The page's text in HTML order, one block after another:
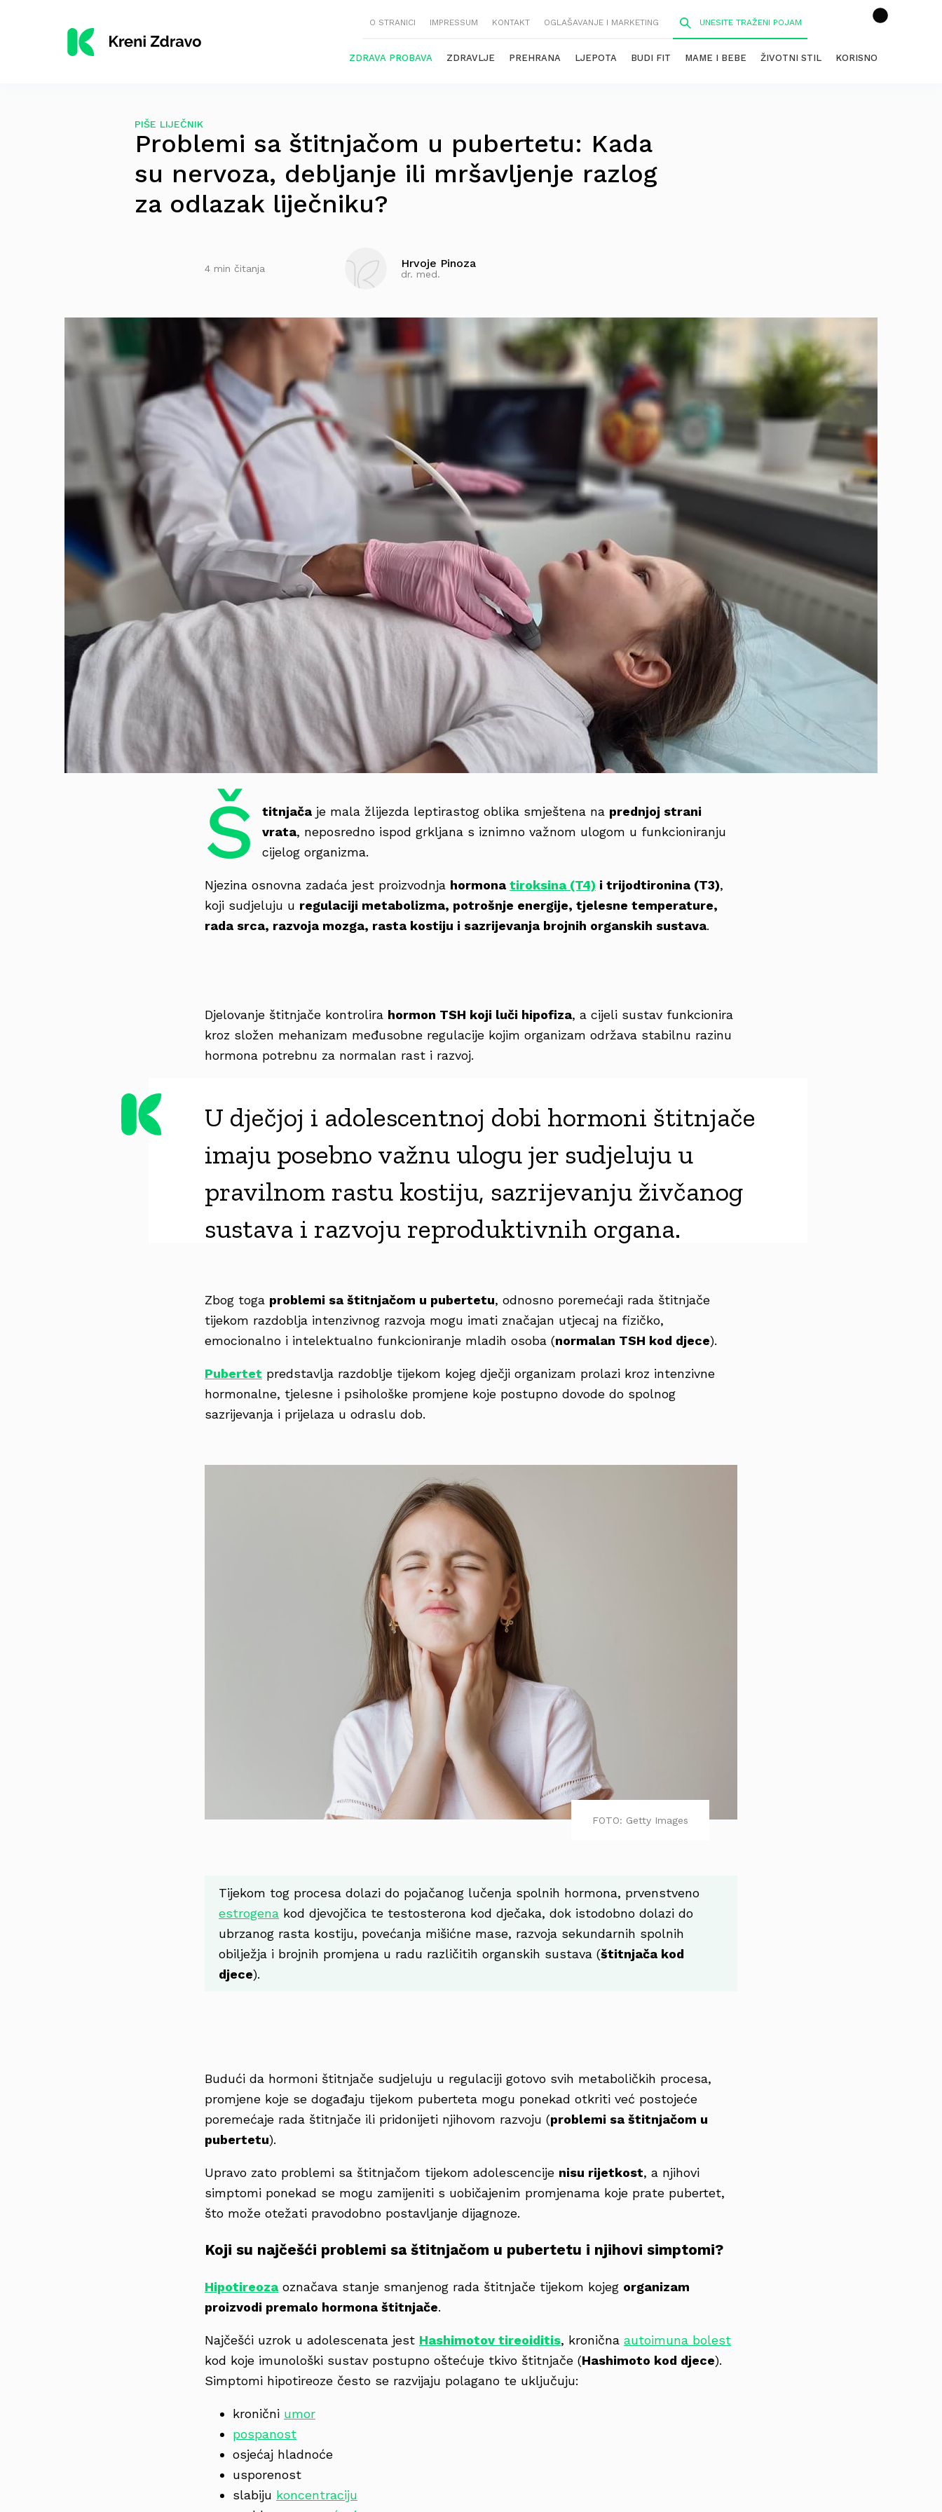
O STRANICI IMPRESSUM KONTAKT OGLAŠAVANJE I MARKETING
ZDRAVA PROBAVA ZDRAVLJE PREHRANA LJEPOTA BUDI FIT MAME I BEBE ŽIVOTNI STIL KORISNO
PIŠE LIJEČNIK
Problemi sa štitnjačom u pubertetu: Kada
su nervoza, debljanje ili mršavljenje razlog
za odlazak liječniku?
4 min čitanja Hrvoje Pinoza
dr. med.
Š titnjača je mala žlijezda leptirastog oblika smještena na prednjoj strani
vrata, neposredno ispod grkljana s iznimno važnom ulogom u funkcioniranju
cijelog organizma.
Njezina osnovna zadaća jest proizvodnja hormona tiroksina (T4) i trijodtironina (T3),
koji sudjeluju u regulaciji metabolizma, potrošnje energije, tjelesne temperature,
rada srca, razvoja mozga, rasta kostiju i sazrijevanja brojnih organskih sustava.
Djelovanje štitnjače kontrolira hormon TSH koji luči hipofiza, a cijeli sustav funkcionira
kroz složen mehanizam međusobne regulacije kojim organizam održava stabilnu razinu
hormona potrebnu za normalan rast i razvoj.
U dječjoj i adolescentnoj dobi hormoni štitnjače
imaju posebno važnu ulogu jer sudjeluju u
pravilnom rastu kostiju, sazrijevanju živčanog
sustava i razvoju reproduktivnih organa.
Zbog toga problemi sa štitnjačom u pubertetu, odnosno poremećaji rada štitnjače
tijekom razdoblja intenzivnog razvoja mogu imati značajan utjecaj na fizičko,
emocionalno i intelektualno funkcioniranje mladih osoba (normalan TSH kod djece).
Pubertet predstavlja razdoblje tijekom kojeg dječji organizam prolazi kroz intenzivne
hormonalne, tjelesne i psihološke promjene koje postupno dovode do spolnog
sazrijevanja i prijelaza u odraslu dob.
FOTO: Getty Images
Tijekom tog procesa dolazi do pojačanog lučenja spolnih hormona, prvenstveno
estrogena kod djevojčica te testosterona kod dječaka, dok istodobno dolazi do
ubrzanog rasta kostiju, povećanja mišićne mase, razvoja sekundarnih spolnih
obilježja i brojnih promjena u radu različitih organskih sustava (štitnjača kod
djece).
Budući da hormoni štitnjače sudjeluju u regulaciji gotovo svih metaboličkih procesa,
promjene koje se događaju tijekom puberteta mogu ponekad otkriti već postojeće
poremećaje rada štitnjače ili pridonijeti njihovom razvoju (problemi sa štitnjačom u
pubertetu).
Upravo zato problemi sa štitnjačom tijekom adolescencije nisu rijetkost, a njihovi
simptomi ponekad se mogu zamijeniti s uobičajenim promjenama koje prate pubertet,
što može otežati pravodobno postavljanje dijagnoze.
Koji su najčešći problemi sa štitnjačom u pubertetu i njihovi simptomi?
Hipotireoza označava stanje smanjenog rada štitnjače tijekom kojeg organizam
proizvodi premalo hormona štitnjače.
Najčešći uzrok u adolescenata jest Hashimotov tireoiditis, kronična autoimuna bolest
kod koje imunološki sustav postupno oštećuje tkivo štitnjače (Hashimoto kod djece).
Simptomi hipotireoze često se razvijaju polagano te uključuju:
kronični umor
pospanost
osjećaj hladnoće
usporenost
slabiju koncentraciju